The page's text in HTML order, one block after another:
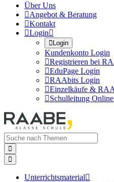
Über Uns
Angebot & Beratung
Kontakt
Login
Login
Kundenkonto Login
Registrieren bei
EduPage Login
RAAbits Login
Einzelkäufe &
Schulleitung


Unterrichtsmaterial